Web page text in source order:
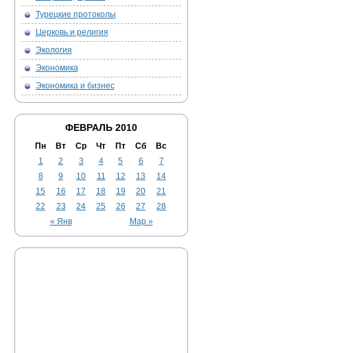
Турецкие протоколы
Церковь и религия
Экология
Экономика
Экономика и бизнес
ФЕВРАЛЬ 2010
Пн Вт Ср Чт Пт Сб Вс
« Янв Мар »
1 2 3 4 5 6
7
8
9 10 11 12 13
14
15
16 17 18 19 20
21
22
23 24 25 26 27 28